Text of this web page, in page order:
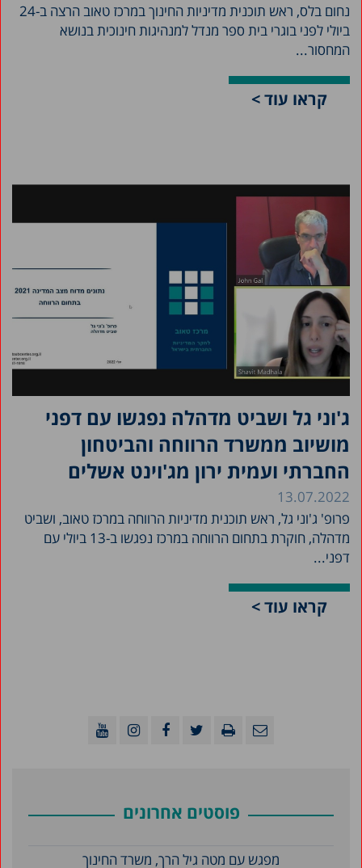
נחום בלס, ראש תוכנית מדיניות החינוך במרכז טאוב הרצה ב-24
ביולי לפני בוגרי בית ספר מנדל למנהיגות חינוכית בנושא
המחסור...
קראו עוד >
ג'וני גל ושביט מדהלה נפגשו עם דפני
מושיוב ממשרד הרווחה והביטחון
החברתי ועמית ירון מג'וינט אשלים
13.07.2022
פרופ' ג'וני גל, ראש תוכנית מדיניות הרווחה במרכז טאוב, ושביט
מדהלה, חוקרת בתחום הרווחה במרכז נפגשו ב-13 ביולי עם
דפני...
קראו עוד >
פוסטים אחרונים
מפגש עם מטה גיל הרך, משרד החינוך